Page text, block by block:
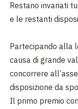
Restano invariati
e le restanti
Partecipando alla
causa di grande
concorrere
disposizione da
Il primo premio